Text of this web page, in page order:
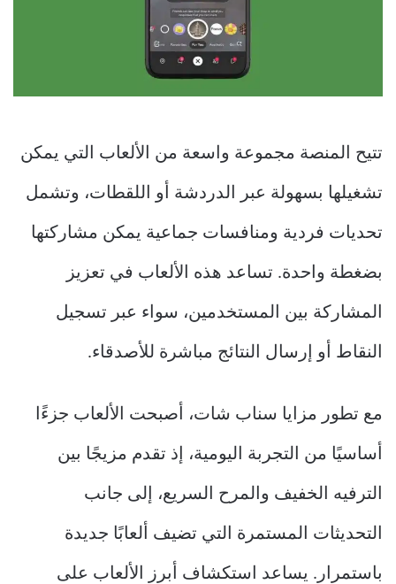
تتيح المنصة مجموعة واسعة من الألعاب التي يمكن
تشغيلها بسهولة عبر الدردشة أو اللقطات، وتشمل
تحديات فردية ومنافسات جماعية يمكن مشاركتها
بضغطة واحدة. تساعد هذه الألعاب في تعزيز
المشاركة بين المستخدمين، سواء عبر تسجيل
النقاط أو إرسال النتائج مباشرة للأصدقاء.
مع تطور مزايا سناب شات، أصبحت الألعاب جزءًا
أساسيًا من التجربة اليومية، إذ تقدم مزيجًا بين
الترفيه الخفيف والمرح السريع، إلى جانب
التحديثات المستمرة التي تضيف ألعابًا جديدة
باستمرار. يساعد استكشاف أبرز الألعاب على